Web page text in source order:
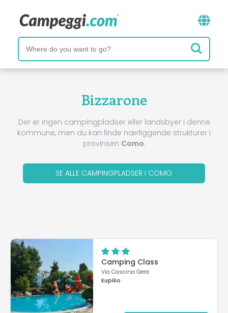
Bizzarone
Der er ingen campingpladser eller landsbyer i denne
kommune, men du kan finde nærliggende strukturer i
provinsen Como.
SE ALLE CAMPINGPLADSER I COMO
Camping Class
Via Cascina Gera
Eupilio